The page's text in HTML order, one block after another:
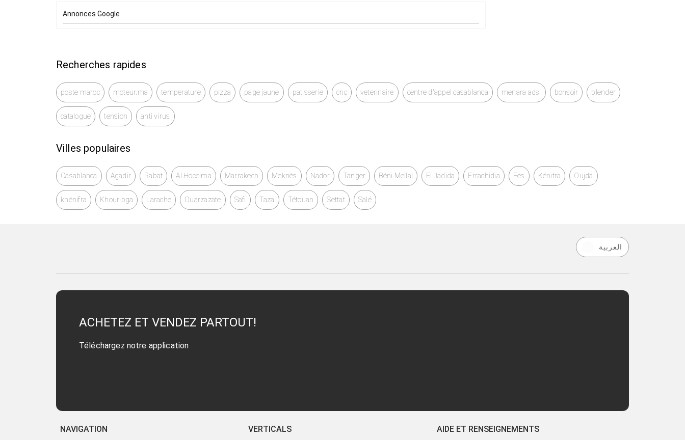
Annonces Google
Recherches rapides
poste maroc moteur.ma temperature pizza page jaune patisserie cnc veterinaire centre d'appel casablanca menara adsl bonsoir blender
catalogue tension anti virus
Villes populaires
Casablanca Agadir Rabat Al Hoceïma Marrakech Meknès Nador Tanger Béni Mellal El Jadida Errachidia Fès Kénitra Oujda
khénifra Khouribga Larache Ouarzazate Safi Taza Tétouan Settat Salé
العربية
ACHETEZ ET VENDEZ PARTOUT!
Téléchargez notre application
NAVIGATION
VERTICALS
AIDE ET RENSEIGNEMENTS